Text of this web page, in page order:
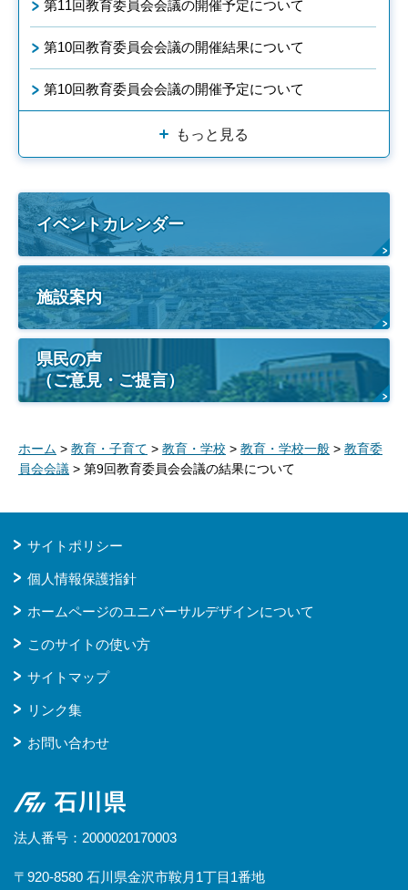
第11回教育委員会会議の開催予定について
第10回教育委員会会議の開催結果について
第10回教育委員会会議の開催予定について
もっと見る
イベントカレンダー
施設案内
県民の声
（ご意見・ご提言）
ホーム > 教育・子育て > 教育・学校 > 教育・学校一般 > 教育委
員会会議 > 第9回教育委員会会議の結果について
サイトポリシー
個人情報保護指針
ホームページのユニバーサルデザインについて
このサイトの使い方
サイトマップ
リンク集
お問い合わせ
石川県
法人番号：2000020170003
〒920-8580 石川県金沢市鞍月1丁目1番地